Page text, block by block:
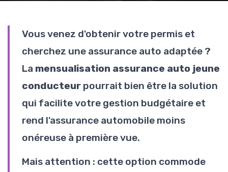
Vous venez d'obtenir votre permis et
cherchez une assurance auto adaptée ?
La mensualisation assurance auto jeune
conducteur pourrait bien être la solution
qui facilite votre gestion budgétaire et
rend l'assurance automobile moins
onéreuse à première vue.
Mais attention : cette option commode